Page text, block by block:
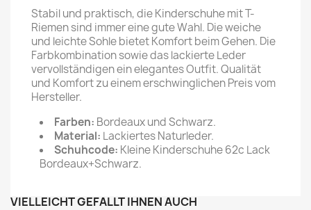
Stabil und praktisch, die Kinderschuhe mit T-
Riemen sind immer eine gute Wahl. Die weiche
und leichte Sohle bietet Komfort beim Gehen. Die
Farbkombination sowie das lackierte Leder
vervollständigen ein elegantes Outfit. Qualität
und Komfort zu einem erschwinglichen Preis vom
Hersteller.
Farben: Bordeaux und Schwarz.
Material: Lackiertes Naturleder.
Schuhcode: Kleine Kinderschuhe 62c Lack
Bordeaux+Schwarz.
VIELLEICHT GEFÄLLT IHNEN AUCH